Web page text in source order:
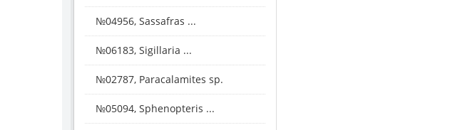
№04956, Sassafras ...
№06183, Sigillaria ...
№02787, Paracalamites sp.
№05094, Sphenopteris ...